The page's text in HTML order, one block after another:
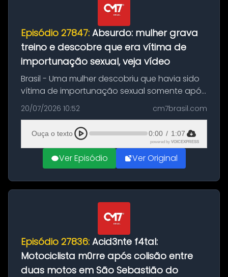
Episódio 27847: Absurdo: mulher grava
treino e descobre que era vítima de
importunação sexual, veja vídeo
Brasil - Uma mulher descobriu que havia sido
vítima de importunação sexual somente após
assistir a um vídeo que gravou enquanto
treinava na academia de um condomínio em
Feira de Santana, na Bahia. O c...
20/07/2026 10:52 cm7brasil.com
Ouça o texto 0:00 / 1:07
powered by VOICEXPRESS
Ver Episódio Ver Original
Episódio 27836: Acid3nte f4tal:
Motociclista m0rre após colisão entre
duas motos em São Sebastião do